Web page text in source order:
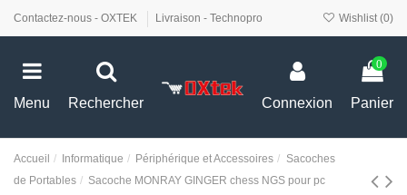
Contactez-nous - OXTEK Livraison - Technopro Wishlist (0)
Menu Rechercher Connexion
0
Panier
Accueil Informatique Périphérique et Accessoires
Sacoches
de Portables
Sacoche MONRAY GINGER chess NGS pour pc